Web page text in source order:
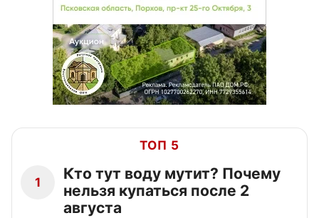
ТОП 5
1
Кто тут воду мутит? Почему
нельзя купаться после 2
августа